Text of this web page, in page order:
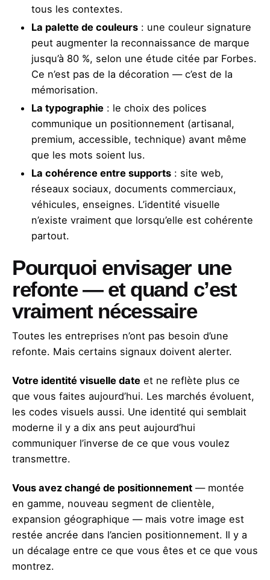
tous les contextes.
La palette de couleurs : une couleur signature
peut augmenter la reconnaissance de marque
jusqu’à 80 %, selon une étude citée par Forbes.
Ce n’est pas de la décoration — c’est de la
mémorisation.
La typographie : le choix des polices
communique un positionnement (artisanal,
premium, accessible, technique) avant même
que les mots soient lus.
La cohérence entre supports : site web,
réseaux sociaux, documents commerciaux,
véhicules, enseignes. L’identité visuelle
n’existe vraiment que lorsqu’elle est cohérente
partout.
Pourquoi envisager une
refonte — et quand c’est
vraiment nécessaire
Toutes les entreprises n’ont pas besoin d’une
refonte. Mais certains signaux doivent alerter.
Votre identité visuelle date et ne reflète plus ce
que vous faites aujourd’hui. Les marchés évoluent,
les codes visuels aussi. Une identité qui semblait
moderne il y a dix ans peut aujourd’hui
communiquer l’inverse de ce que vous voulez
transmettre.
Vous avez changé de positionnement — montée
en gamme, nouveau segment de clientèle,
expansion géographique — mais votre image est
restée ancrée dans l’ancien positionnement. Il y a
un décalage entre ce que vous êtes et ce que vous
montrez.